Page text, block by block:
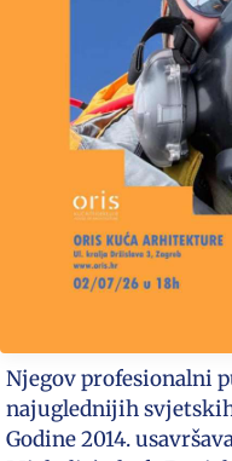
Njegov profesionalni
najuglednijih
Godine 2014.